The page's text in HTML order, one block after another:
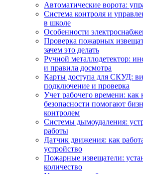
Автоматические ворота:
Система контроля и
в школе
Особенности
Проверка пожарных
зачем это делать
Ручной металлодетектор:
и правила досмотра
Карты доступа для СКУД:
подключение и проверка
Учет рабочего времени:
безопасности помогают
контролем
Системы дымоудаления:
работы
Датчик движения: как
устройство
Пожарные извещатели:
количество